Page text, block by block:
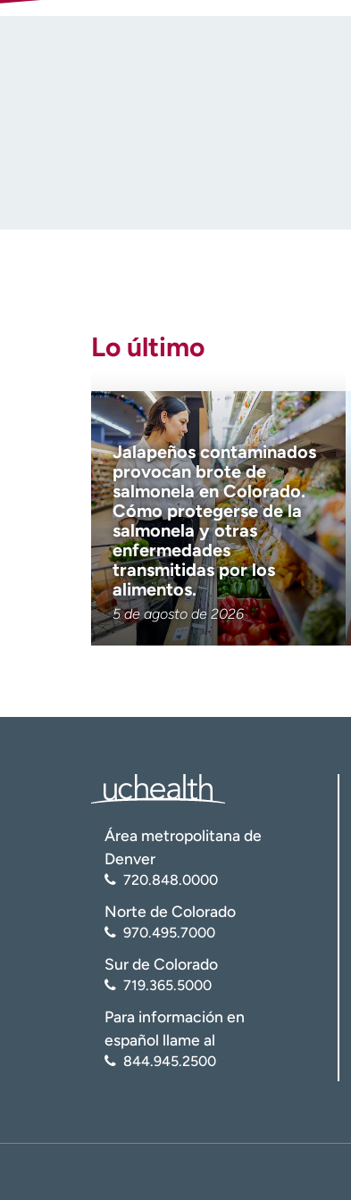
Lo último
Jalapeños contaminados
provocan brote de
salmonela en Colorado.
Cómo protegerse de la
salmonela y otras
enfermedades
transmitidas por los
alimentos.
5 de agosto de 2026
Área metropolitana de
Denver
720.848.0000
Norte de Colorado
970.495.7000
Sur de Colorado
719.365.5000
Para información en
español llame al
844.945.2500